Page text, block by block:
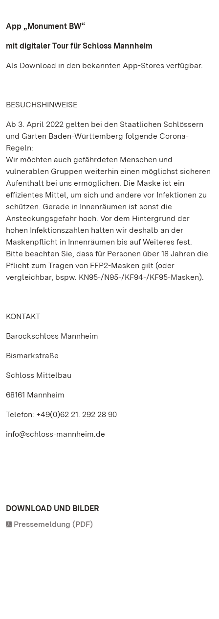
App „Monument BW“
mit digitaler Tour für Schloss Mannheim
Als Download in den bekannten App-Stores verfügbar.
BESUCHSHINWEISE
Ab 3. April 2022 gelten bei den Staatlichen Schlössern
und Gärten Baden-Württemberg folgende Corona-
Regeln:
Wir möchten auch gefährdeten Menschen und
vulnerablen Gruppen weiterhin einen möglichst sicheren
Aufenthalt bei uns ermöglichen. Die Maske ist ein
effizientes Mittel, um sich und andere vor Infektionen zu
schützen. Gerade in Innenräumen ist sonst die
Ansteckungsgefahr hoch. Vor dem Hintergrund der
hohen Infektionszahlen halten wir deshalb an der
Maskenpflicht in Innenräumen bis auf Weiteres fest.
Bitte beachten Sie, dass für Personen über 18 Jahren die
Pflicht zum Tragen von FFP2-Masken gilt (oder
vergleichbar, bspw. KN95-/N95-/KF94-/KF95-Masken).
KONTAKT
Barockschloss Mannheim
Bismarkstraße
Schloss Mittelbau
68161 Mannheim
Telefon: +49(0)62 21. 292 28 90
info@schloss-mannheim.de
DOWNLOAD UND BILDER
Pressemeldung (PDF)